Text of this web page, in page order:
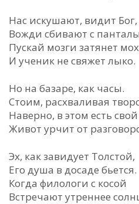
Нас искушают, видит Бог,
Вожди сбивают с
Пускай мозги затянет мох
И ученик не свяжет лыко.
Но на базаре, как часы.
Стоим, расхваливая
Наверно, в этом есть
Живот урчит от
Эх, как завидует Толстой,
Его душа в досаде бьется.
Когда филологи с косой
Встречают утреннее